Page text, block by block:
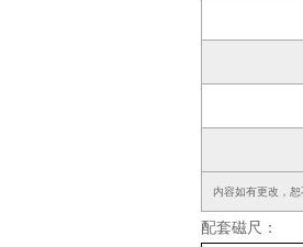
内容如有更改，
配套磁尺：